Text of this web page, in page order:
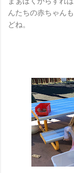
んたちの赤ちゃん
どね。